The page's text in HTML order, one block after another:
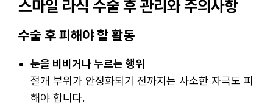
스마일 라식 수술 후 관리와 주의사항
수술 후 피해야 할 활동
눈을 비비거나 누르는 행위
절개 부위가 안정화되기 전까지는 사소한 자극도 피
해야 합니다.